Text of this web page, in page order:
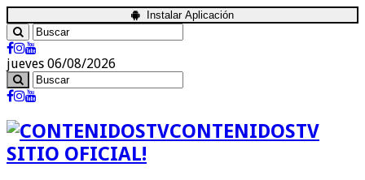
Instalar Aplicación
jueves 06/08/2026
CONTENIDOSTV
SITIO OFICIAL!